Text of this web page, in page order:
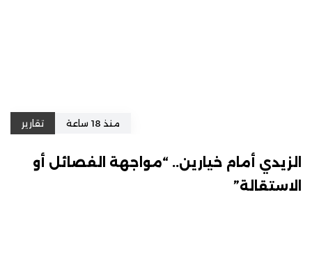
منذ 18 ساعة تقارير
الزيدي أمام خيارين.. “مواجهة الفصائل أو
الاستقالة”